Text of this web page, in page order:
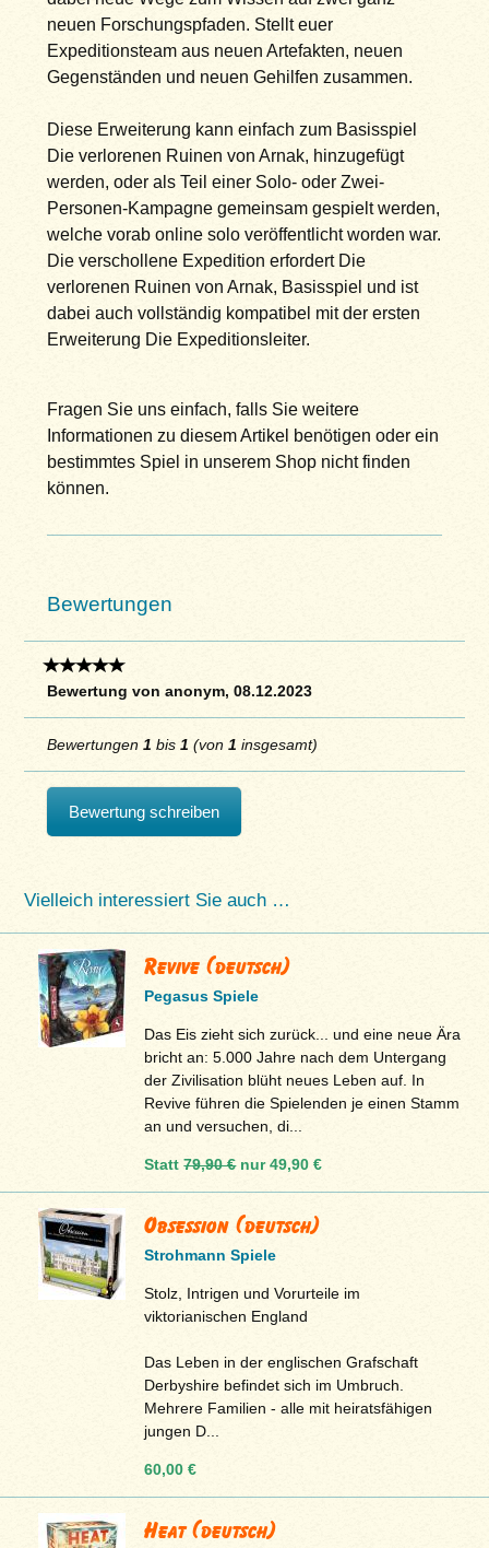
neuen Forschungspfaden. Stellt euer
Expeditionsteam aus neuen Artefakten, neuen
Gegenständen und neuen Gehilfen zusammen.
Diese Erweiterung kann einfach zum Basisspiel
Die verlorenen Ruinen von Arnak, hinzugefügt
werden, oder als Teil einer Solo- oder Zwei-
Personen-Kampagne gemeinsam gespielt werden,
welche vorab online solo veröffentlicht worden war.
Die verschollene Expedition erfordert Die
verlorenen Ruinen von Arnak, Basisspiel und ist
dabei auch vollständig kompatibel mit der ersten
Erweiterung Die Expeditionsleiter.
Fragen Sie uns einfach, falls Sie weitere
Informationen zu diesem Artikel benötigen oder ein
bestimmtes Spiel in unserem Shop nicht finden
können.
Bewertungen
Bewertung von anonym, 08.12.2023
Bewertungen 1 bis 1 (von 1 insgesamt)
Bewertung schreiben
Vielleich interessiert Sie auch …
Revive (deutsch)
Pegasus Spiele
Das Eis zieht sich zurück... und eine neue Ära
bricht an: 5.000 Jahre nach dem Untergang
der Zivilisation blüht neues Leben auf. In
Revive führen die Spielenden je einen Stamm
an und versuchen, di...
Statt79,90 €nur49,90 €
Obsession (deutsch)
Strohmann Spiele
Stolz, Intrigen und Vorurteile im
viktorianischen England
Das Leben in der englischen Grafschaft
Derbyshire befindet sich im Umbruch.
Mehrere Familien - alle mit heiratsfähigen
jungen D...
60,00 €
Heat (deutsch)